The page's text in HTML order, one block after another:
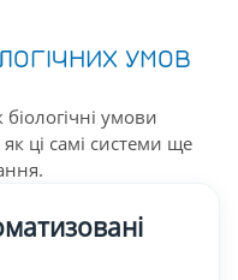
УМОВ
умови
ці самі системи ще